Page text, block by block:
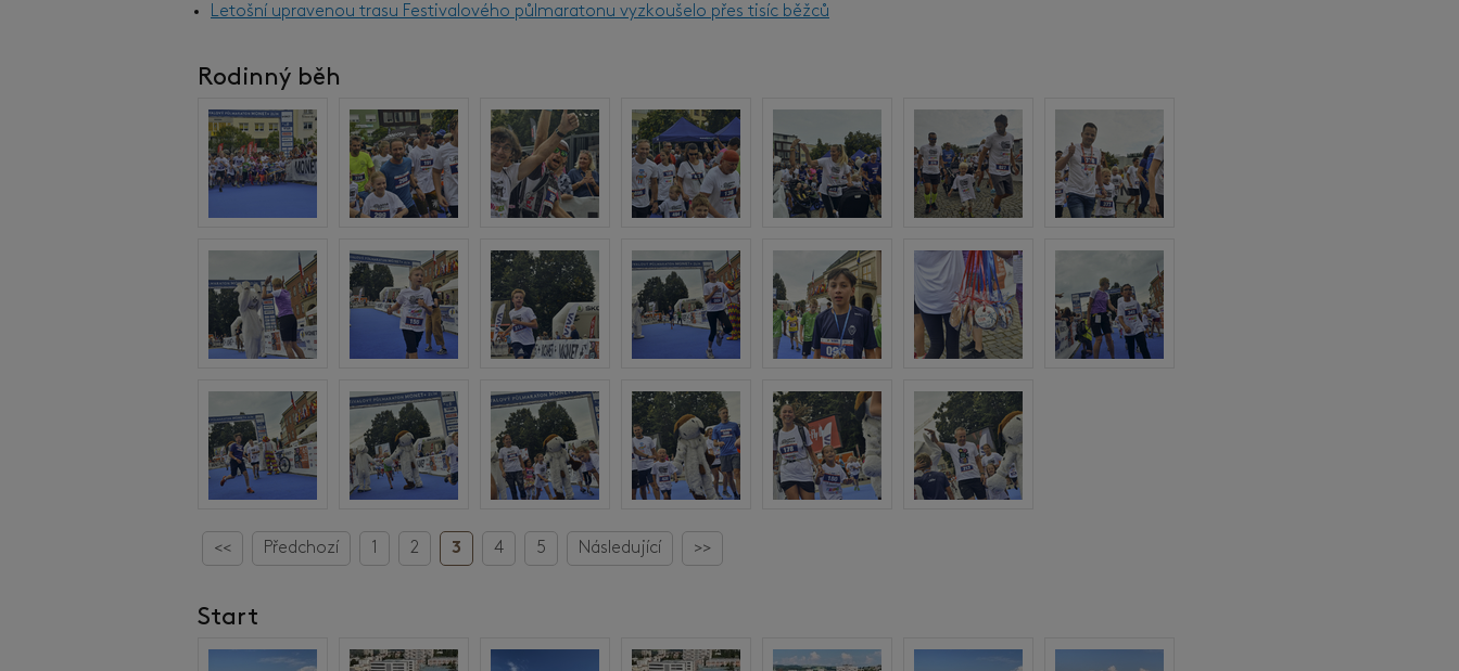
Letošní upravenou trasu Festivalového půlmaratonu vyzkoušelo přes tisíc běžců
Rodinný běh
<< Předchozí 1 2 3 4 5 Následující >>
Start